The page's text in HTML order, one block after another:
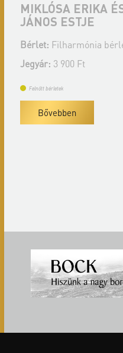
TALAMBA
HORGAS ESZTER
Bérlet: Filharmónia
Jegyár: 3900 Ft
Felnőtt bérletek
Bővebben